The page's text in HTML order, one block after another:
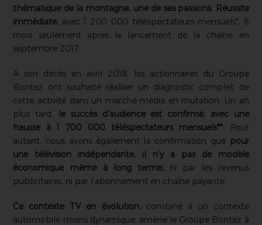
thématique de la montagne, une de ses passions.
Réussite
immédiate, avec 1 200 000 téléspectateurs mensuels*, 6
mois seulement après le lancement de la chaîne en
septembre 2017.
A son décès en avril 2018, les actionnaires du Groupe
Bontaz ont souhaité réaliser un diagnostic complet de
cette activité dans un marché média en mutation. Un an
plus tard,
le succès d’audience est confirmé, avec une
hausse à 1 700 000 téléspectateurs mensuels**.
Pour
autant, nous avons également la confirmation que pour
une télévision indépendante, il n’y a pas de modèle
économique même à long terme, ni par les revenus
publicitaires, ni par l’abonnement en chaîne payante.
Ce contexte TV en évolution, combiné à un contexte
automobile moins dynamique, amène le Groupe Bontaz à